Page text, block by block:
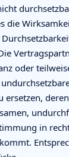
die
oder
ersetzen,
in